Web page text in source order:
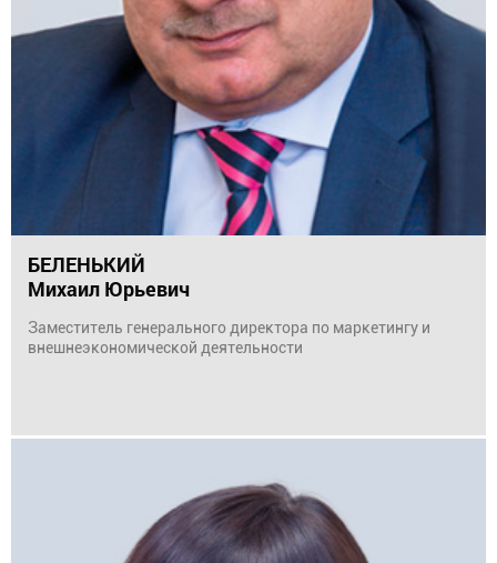
БЕЛЕНЬКИЙ
Михаил Юрьевич
Заместитель генерального директора по маркетингу и
внешнеэкономической деятельности